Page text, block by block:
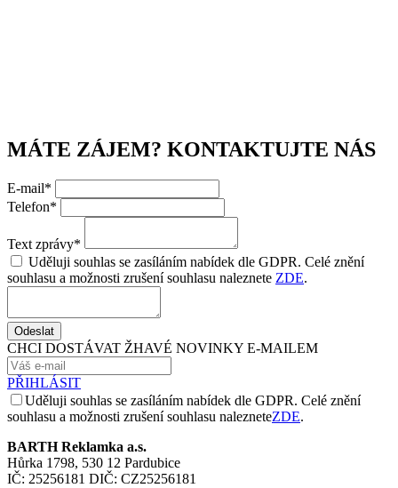
MÁTE ZÁJEM? KONTAKTUJTE NÁS
E-mail*
Telefon*
Text zprávy*
Uděluji souhlas se zasíláním nabídek dle GDPR. Celé znění
souhlasu a možnosti zrušení souhlasu naleznete ZDE.
Odeslat
CHCI DOSTÁVAT ŽHAVÉ NOVINKY E-MAILEM
PŘIHLÁSIT
Uděluji souhlas se zasíláním nabídek dle GDPR. Celé znění
souhlasu a možnosti zrušení souhlasu nalezneteZDE.
BARTH Reklamka a.s.
Hůrka 1798, 530 12 Pardubice
IČ: 25256181 DIČ: CZ25256181